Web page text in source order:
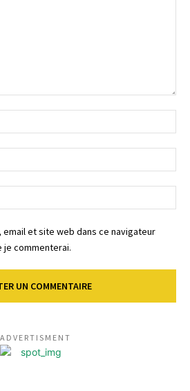
:*
:*
:
email et site web dans ce navigateur
je commenterai.
ADVERTISMENT